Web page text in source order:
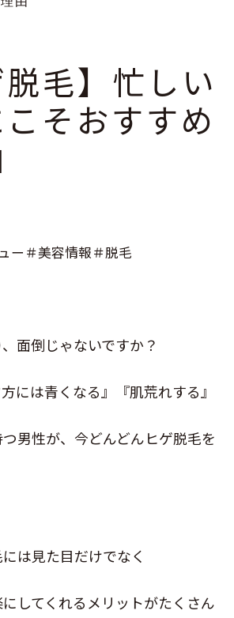
脱毛】忙しい
そおすすめ
ー ＃美容情報＃脱毛
面倒じゃないですか？
方には青くなる』『肌荒れする』
男性が、今どんどんヒゲ脱毛を
は見た目だけでなく
してくれるメリットがたくさん